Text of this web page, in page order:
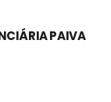
PAIVA